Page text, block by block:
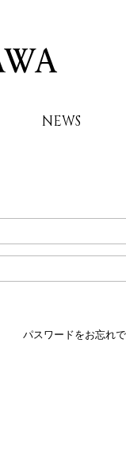
NEWS
パスワードをお忘れ